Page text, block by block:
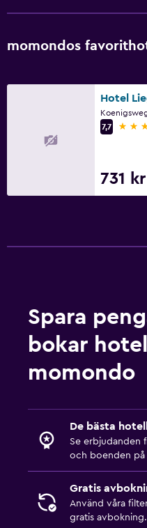
momondos
7,7
3
731 kr
Spara
bokar
momondo
De bästa
Se erbjudanden
och boenden på
Gratis
Använd våra
gratis avbokning.